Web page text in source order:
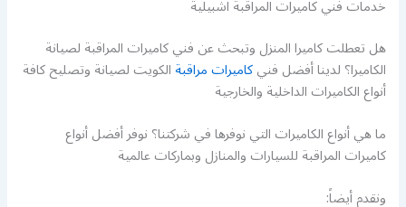
خدمات فني كاميرات المراقبة اشبيلية
هل تعطلت كاميرا المنزل وتبحث عن فني كاميرات المراقبة لصيانة
الكاميرا؟ لدينا أفضل فنيكاميرات مراقبةالكويت لصيانة وتصليح كافة
أنواع الكاميرات الداخلية والخارجية
ما هي أنواع الكاميرات التي نوفرها في شركتنا؟ نوفر أفضل أنواع
كاميرات المراقبة للسيارات والمنازل وبماركات عالمية
ونقدم أيضاً: